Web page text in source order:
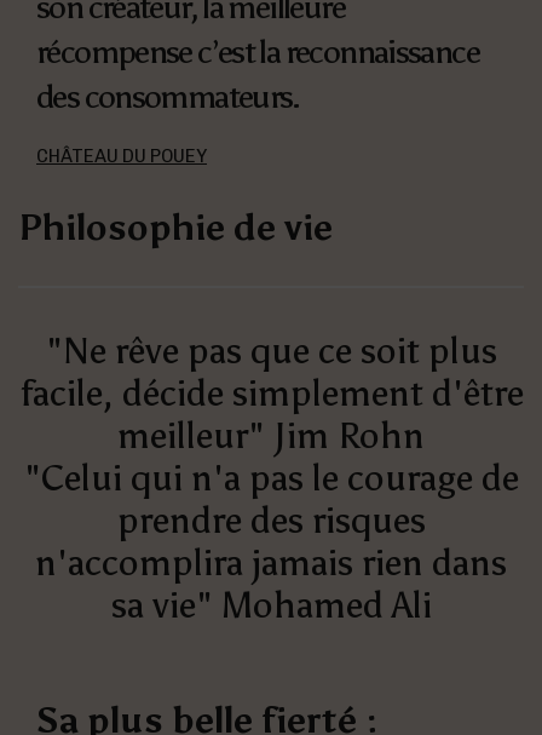
récompense c’est la reconnaissance
des consommateurs.
CHÂTEAU DU POUEY
Philosophie de vie
"Ne rêve pas que ce soit plus
facile, décide simplement d'être
meilleur" Jim Rohn
"Celui qui n'a pas le courage de
prendre des risques
n'accomplira jamais rien dans
sa vie" Mohamed Ali
Sa plus belle fierté :